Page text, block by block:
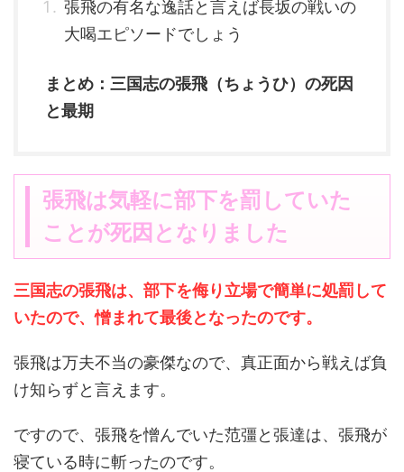
張飛の有名な逸話と言えば長坂の戦いの
大喝エピソードでしょう
まとめ：三国志の張飛（ちょうひ）の死因
と最期
張飛は気軽に部下を罰していた
ことが死因となりました
三国志の張飛は、部下を侮り立場で簡単に処罰して
いたので、憎まれて最後となったのです。
張飛は万夫不当の豪傑なので、真正面から戦えば負
け知らずと言えます。
ですので、張飛を憎んでいた范彊と張達は、張飛が
寝ている時に斬ったのです。